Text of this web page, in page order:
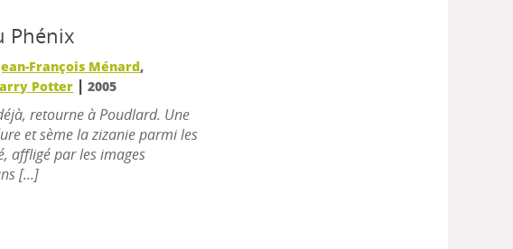
Phénix
François Ménard,
Potter |2005
retourne à Poudlard. Une
et sème la zizanie parmi les
affligé par les images
[...]